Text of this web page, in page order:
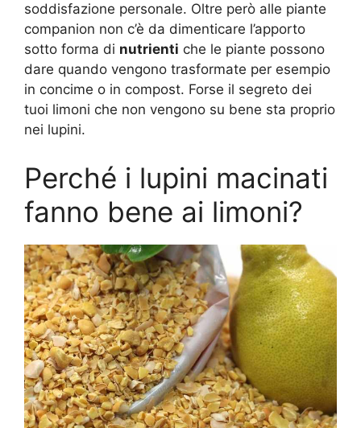
soddisfazione personale. Oltre però alle piante
companion non c’è da dimenticare l’apporto
sotto forma di nutrienti che le piante possono
dare quando vengono trasformate per esempio
in concime o in compost. Forse il segreto dei
tuoi limoni che non vengono su bene sta proprio
nei lupini.
Perché i lupini macinati
fanno bene ai limoni?